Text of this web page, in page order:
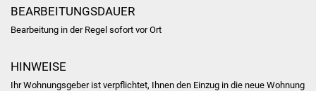
BEARBEITUNGSDAUER
Bearbeitung in der Regel sofort vor Ort
HINWEISE
Ihr Wohnungsgeber ist verpflichtet, Ihnen den Einzug in die neue Wohnung